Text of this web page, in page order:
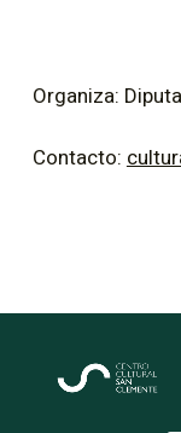
Organiza:
Contacto: